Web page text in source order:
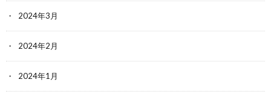
2024年3月
2024年2月
2024年1月